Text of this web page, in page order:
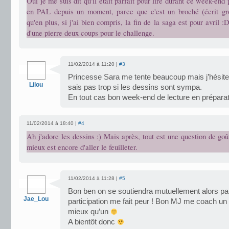
en PAL depuis un moment, parce que c'est un broché (écrit
qu'en plus, si j'ai bien compris, la fin de la saga est pour avril
d'une pierre deux coups pour le challenge.
Lilou
11/02/2014 à 11:20 | #3
Princesse Sara me tente beaucoup mais
sais pas trop si les dessins sont sympa.
En tout cas bon week-end de lecture en
11/02/2014 à 18:40 | #4
Ah j'adore les dessins :) Mais après, tout est une question de
mieux est encore d'aller le feuilleter.
Jae_Lou
11/02/2014 à 11:28 | #5
Bon ben on se soutiendra mutuellement alors
participation me fait peur ! Bon MJ me coach
mieux qu’un
A bientôt donc